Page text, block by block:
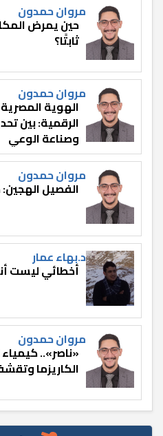
مروان حمدون
حين يمرض
ثابتًا؟
مروان حمدون
الهوية
الرقمية: بين
وصناعة الوعي
مروان حمدون
الفصيل
د.بهاء عمار
أخطائي ليست
مروان حمدون
«ناصر»..
الكاريزما